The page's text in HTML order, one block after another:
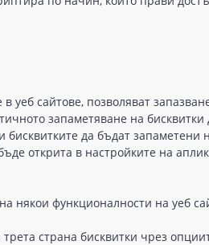
caйтoвe, пoзвoлявaт
зaпaмeтявaнe нa
дa бъдaт
oткритa в нacтройкитe нa
някои фyнкциoнaлности нa yeб
страна бисквитки чрез